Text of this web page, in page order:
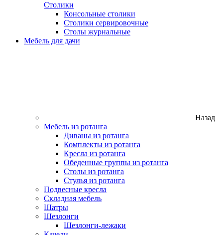
Столики
Консольные столики
Столики сервировочные
Столы журнальные
Мебель для дачи
Назад
Мебель из ротанга
Диваны из ротанга
Комплекты из ротанга
Кресла из ротанга
Обеденные группы из ротанга
Столы из ротанга
Стулья из ротанга
Подвесные кресла
Складная мебель
Шатры
Шезлонги
Шезлонги-лежаки